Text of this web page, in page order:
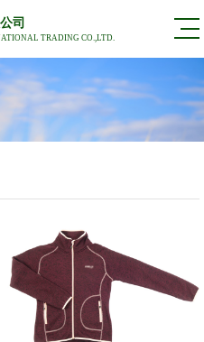
司
TRADING CO.,LTD.